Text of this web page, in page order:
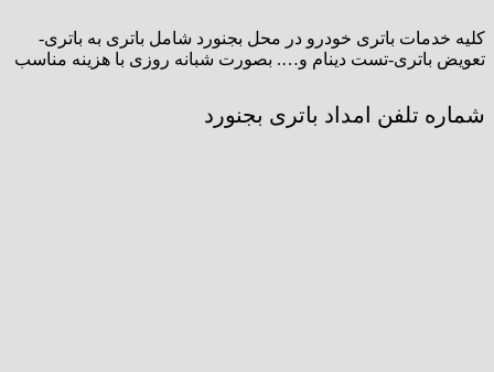
کلیه خدمات باتری خودرو در محل بجنورد شامل باتری به باتری-
تعویض باتری-تست دینام و…. بصورت شبانه روزی با هزینه مناسب
شماره تلفن امداد باتری بجنورد